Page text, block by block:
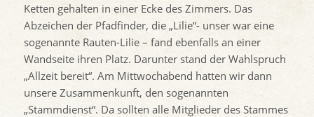
Ketten gehalten in einer Ecke des Zimmers. Das
Abzeichen der Pfadfinder, die „Lilie“- unser war eine
sogenannte Rauten-Lilie – fand ebenfalls an einer
Wandseite ihren Platz. Darunter stand der Wahlspruch
„Allzeit bereit“. Am Mittwochabend hatten wir dann
unsere Zusammenkunft, den sogenannten
„Stammdienst“. Da sollten alle Mitglieder des Stammes